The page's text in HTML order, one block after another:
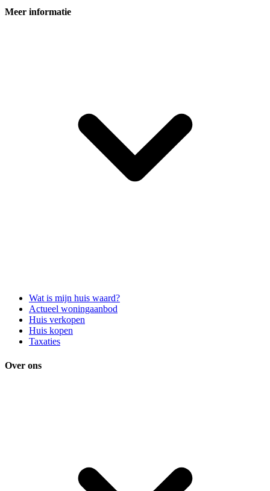
Meer informatie
Wat is mijn huis waard?
Actueel woningaanbod
Huis verkopen
Huis kopen
Taxaties
Over ons